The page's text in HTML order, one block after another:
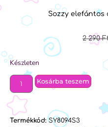
Sozzy elefántos
2 290
Készleten
Kosárba teszem
Termékkód:SY8094S3